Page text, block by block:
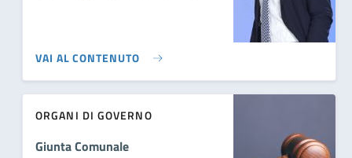
VAI AL CONTENUTO
ORGANI DI GOVERNO
Giunta Comunale